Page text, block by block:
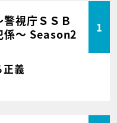
警視庁ＳＳＢ
係～ Season2
1
義